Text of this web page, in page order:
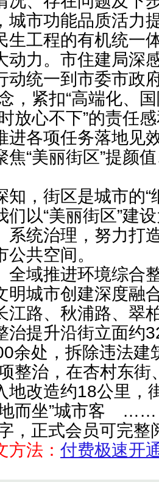
城市功能品质活力
生工程的有机统一
动力。市住建局深
动统一到市委市政
，紧扣“高端化、
放心不下”的责任
进各项任务落地见
焦“美丽街区”提颜
知，街区是城市的
们以“美丽街区”建
系统治理，努力打
公共空间。
全域推进环境综合
明城市创建深度融
江路、秋浦路、翠
治提升沿街立面约
余处，拆除违法建
整治，在杏村东
地改造约18公里，
而坐”城市客 ……
，正式会员可完
方法： 付费极速开